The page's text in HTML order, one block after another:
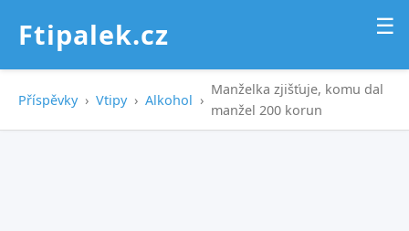
Ftipalek.cz ☰
Příspěvky › Vtipy › Alkohol ›
Manželka zjišťuje, komu dal
manžel 200 korun